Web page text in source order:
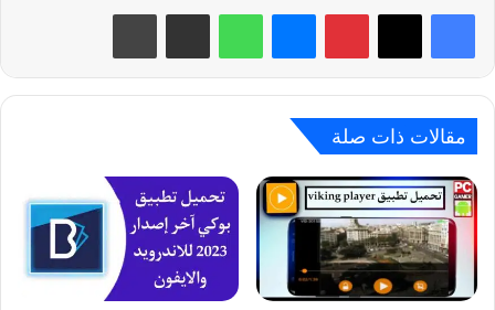
بينتيريست واتساب
مقالات ذات صلة